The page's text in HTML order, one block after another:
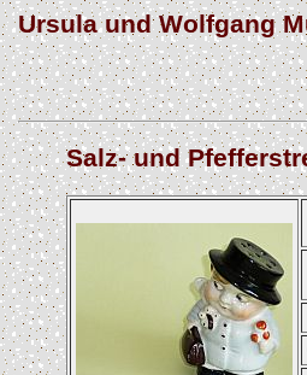
Ursula und Wolfgang
Salz- und